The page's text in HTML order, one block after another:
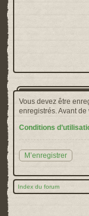
Vous devez être
enregistrés. Avant
Conditions
M’enregistrer
Index du forum